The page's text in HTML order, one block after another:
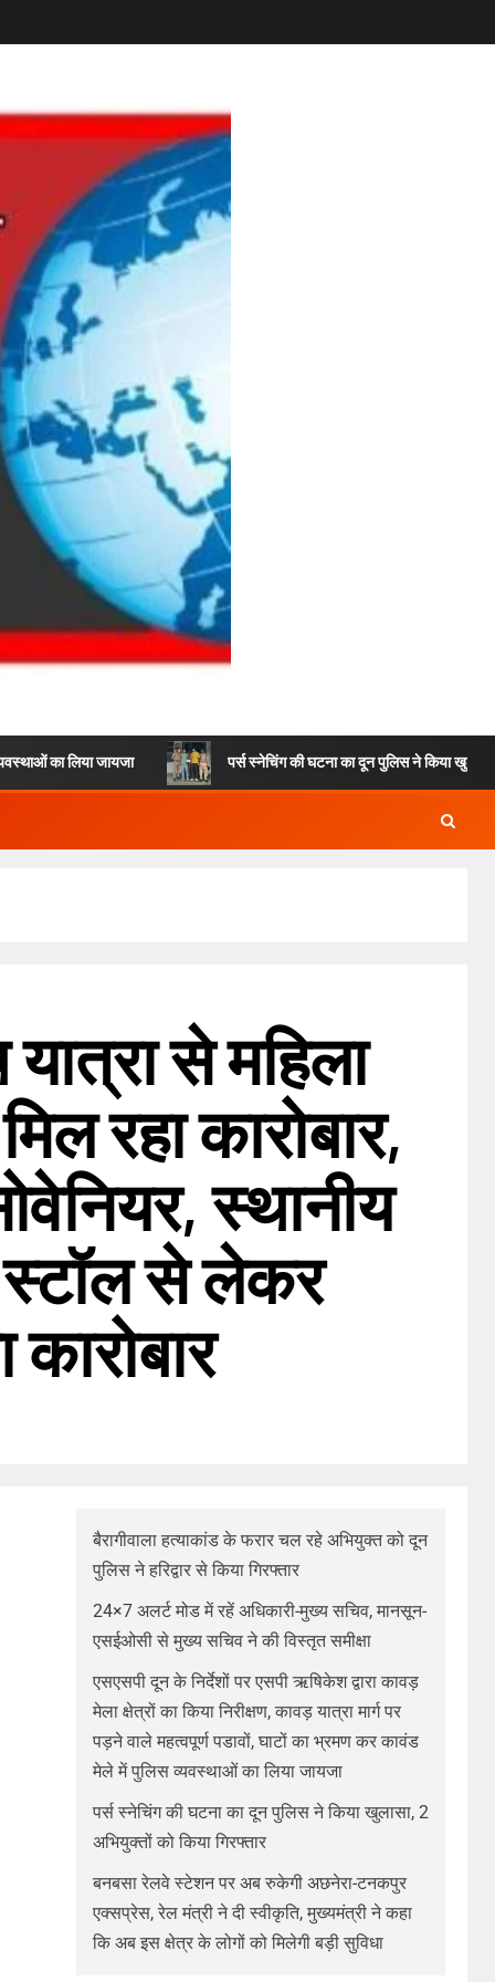
जायजा पर्स स्नेचिंग की घटना का दून पुलिस ने किया खुलासा, 2 अभियुक्तों को
से महिला
रहा कारोबार,
स्थानीय
स्टॉल से लेकर
बैरागीवाला हत्याकांड के फरार चल रहे अभियुक्त को दून
पुलिस ने हरिद्वार से किया गिरफ्तार
24×7 अलर्ट मोड में रहें अधिकारी-मुख्य सचिव, मानसून-
एसईओसी से मुख्य सचिव ने की विस्तृत समीक्षा
एसएसपी दून के निर्देशों पर एसपी ऋषिकेश द्वारा कावड़
मेला क्षेत्रों का किया निरीक्षण, कावड़ यात्रा मार्ग पर
पड़ने वाले महत्वपूर्ण पडावों, घाटों का भ्रमण कर कावंड
मेले में पुलिस व्यवस्थाओं का लिया जायजा
पर्स स्नेचिंग की घटना का दून पुलिस ने किया खुलासा, 2
अभियुक्तों को किया गिरफ्तार
बनबसा रेलवे स्टेशन पर अब रुकेगी अछनेरा-टनकपुर
एक्सप्रेस, रेल मंत्री ने दी स्वीकृति, मुख्यमंत्री ने कहा
कि अब इस क्षेत्र के लोगों को मिलेगी बड़ी सुविधा